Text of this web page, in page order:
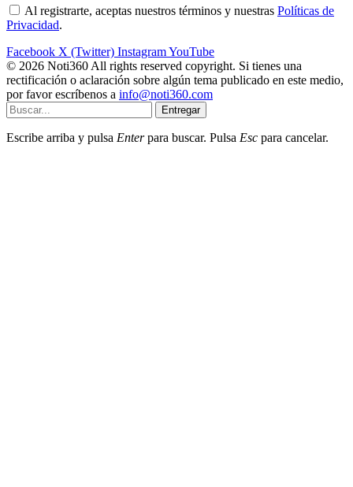
Al registrarte, aceptas nuestros términos y nuestras Políticas de
Privacidad.
Facebook X (Twitter) InstagramYouTube
© 2026 Noti360 All rights reserved copyright. Si tienes una
rectificación o aclaración sobre algún tema publicado en este medio,
por favor escríbenos a info@noti360.com
Entregar
Escribe arriba y pulsa Enterpara buscar. Pulsa Esc para cancelar.